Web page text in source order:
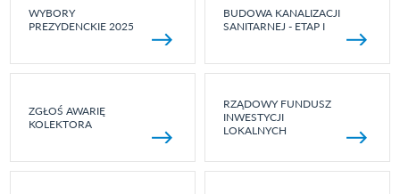
WYBORY
PREZYDENCKIE 2025
BUDOWA KANALIZACJI
SANITARNEJ - ETAP I
ZGŁOŚ AWARIĘ
KOLEKTORA
RZĄDOWY FUNDUSZ
INWESTYCJI
LOKALNYCH